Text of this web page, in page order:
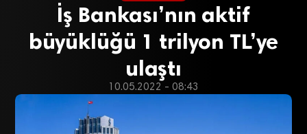
İş Bankası’nın aktif
büyüklüğü 1 trilyon TL’ye
ulaştı
10.05.2022 - 08:43